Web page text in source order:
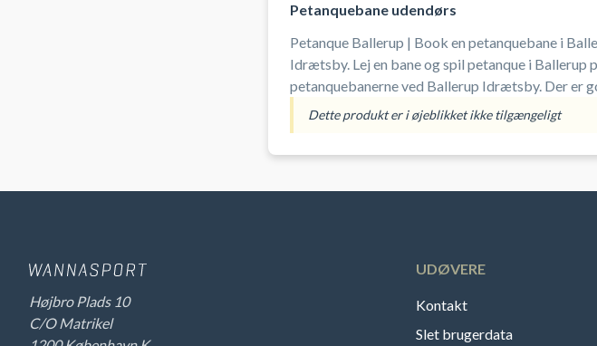
Petanquebane udendørs
Petanque Ballerup | Book en petanquebane i
Idrætsby. Lej en bane og spil petanque i Ballerup
petanquebanerne ved Ballerup Idrætsby. Der er
parkeringsmuligheder og du medbringer selv
Dette produkt er i øjeblikket ikke tilgængeligt
Højbro Plads 10
C/O Matrikel
UDØVERE
Kontakt
Slet brugerdata